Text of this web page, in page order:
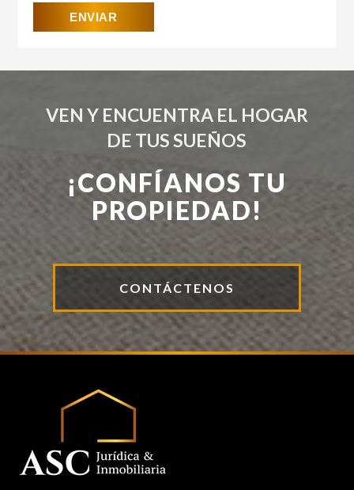
VEN Y ENCUENTRA EL HOGAR
DE TUS SUEÑOS
¡CONFÍANOS TU
PROPIEDAD!
CONTÁCTENOS